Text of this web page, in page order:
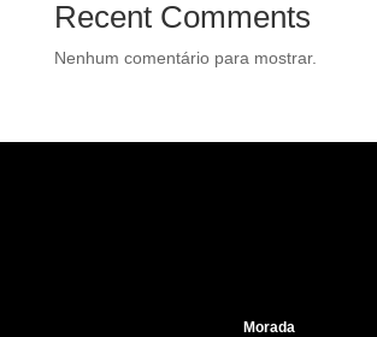
Recent Comments
Nenhum comentário para mostrar.
Morada